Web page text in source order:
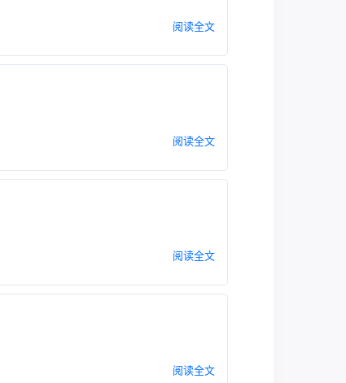
阅读全文
阅读全文
阅读全文
阅读全文